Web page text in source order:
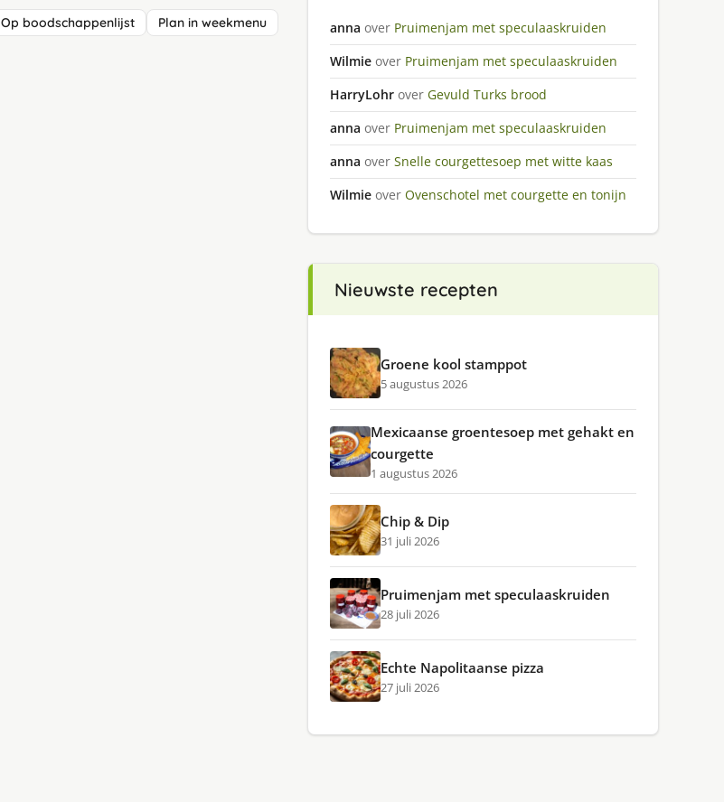
Op boodschappenlijst Plan in weekmenu anna over Pruimenjam met speculaaskruiden
Wilmie over Pruimenjam met speculaaskruiden
HarryLohr over Gevuld Turks brood
anna over Pruimenjam met speculaaskruiden
anna over Snelle courgettesoep met witte kaas
Wilmie over Ovenschotel met courgette en tonijn
Nieuwste recepten
Groene kool stamppot
5 augustus 2026
Mexicaanse groentesoep met gehakt en
courgette
1 augustus 2026
Chip & Dip
31 juli 2026
Pruimenjam met speculaaskruiden
28 juli 2026
Echte Napolitaanse pizza
27 juli 2026